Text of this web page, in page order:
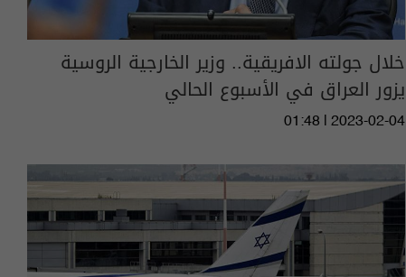
خلال جولته الافريقية.. وزير الخارجية الروسية
يزور العراق في الأسبوع الحالي
01:48 | 2023-02-04